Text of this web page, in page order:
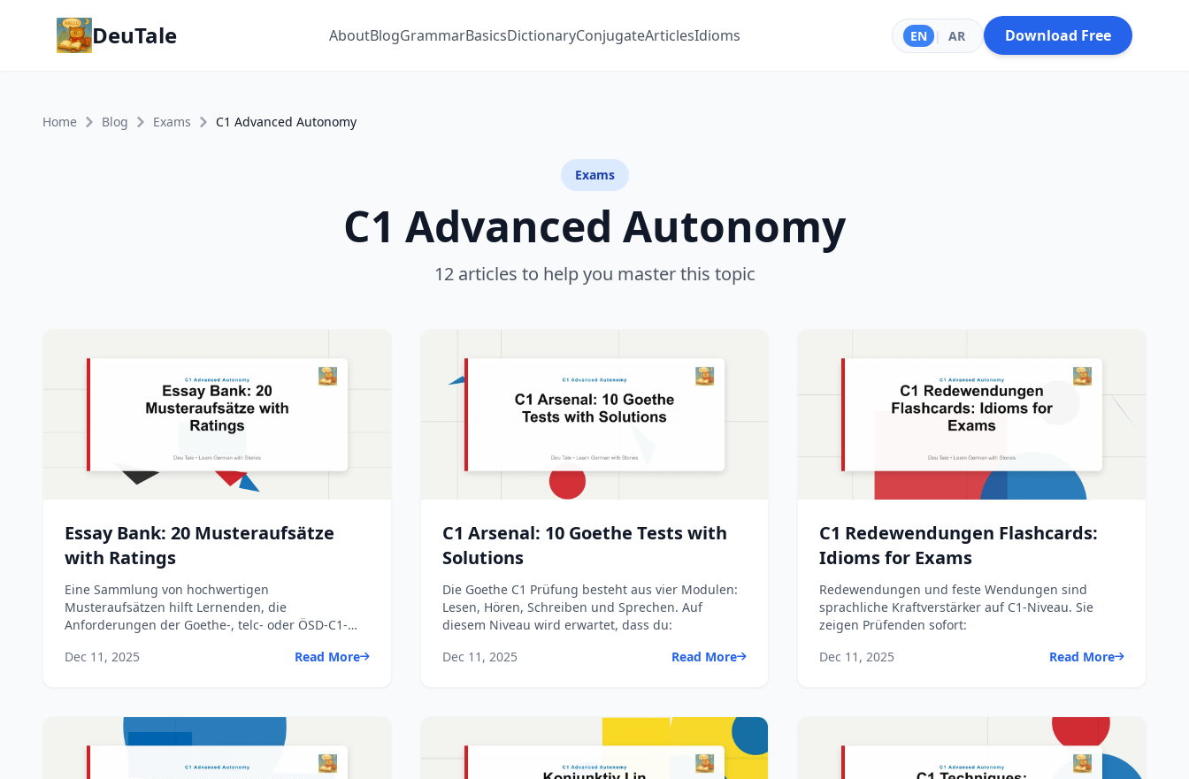
DeuTale AboutBlogGrammarBasicsDictionaryConjugateArticlesIdioms EN | AR Download Free
Home Blog Exams C1 Advanced Autonomy
Exams
C1 Advanced Autonomy
12 articles to help you master this topic
Essay Bank: 20 Musteraufsätze
with Ratings
Eine Sammlung von hochwertigen
Musteraufsätzen hilft Lernenden, die
Anforderungen der Goethe-, telc- oder ÖSD-C1-
Dec 11, 2025
Read More
C1 Arsenal: 10 Goethe Tests with
Solutions
Die Goethe C1 Prüfung besteht aus vier Modulen:
Lesen, Hören, Schreiben und Sprechen. Auf
diesem Niveau wird erwartet, dass du:
Dec 11, 2025
Read More
C1 Redewendungen Flashcards:
Idioms for Exams
Redewendungen und feste Wendungen sind
sprachliche Kraftverstärker auf C1-Niveau. Sie
zeigen Prüfenden sofort:
Dec 11, 2025
Read More